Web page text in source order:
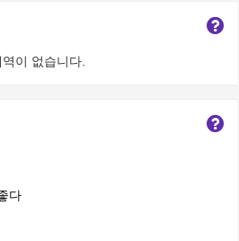
역이 없습니다.
다